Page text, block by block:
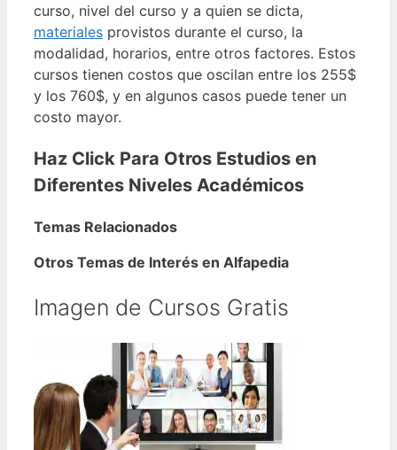
curso, nivel del curso y a quien se dicta,
materiales provistos durante el curso, la
modalidad, horarios, entre otros factores. Estos
cursos tienen costos que oscilan entre los 255$
y los 760$, y en algunos casos puede tener un
costo mayor.
Haz Click Para Otros Estudios en
Diferentes Niveles Académicos
Temas Relacionados
Otros Temas de Interés en Alfapedia
Imagen de Cursos Gratis